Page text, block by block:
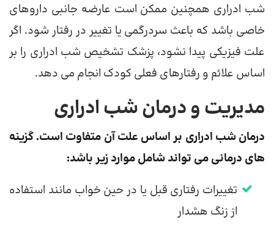
شب ادراری همچنین ممکن است عارضه جانبی داروهای
خاصی باشد که باعث سردرگمی یا تغییر در رفتار شود. اگر
علت فیزیکی پیدا نشود، پزشک تشخیص شب ادراری را بر
اساس علائم و رفتارهای فعلی کودک انجام می دهد.
مدیریت و درمان شب ادراری
درمان شب ادراری بر اساس علت آن متفاوت است. گزینه
های درمانی می تواند شامل موارد زیر باشد:
تغییرات رفتاری قبل یا در حین خواب مانند استفاده
از زنگ هشدار